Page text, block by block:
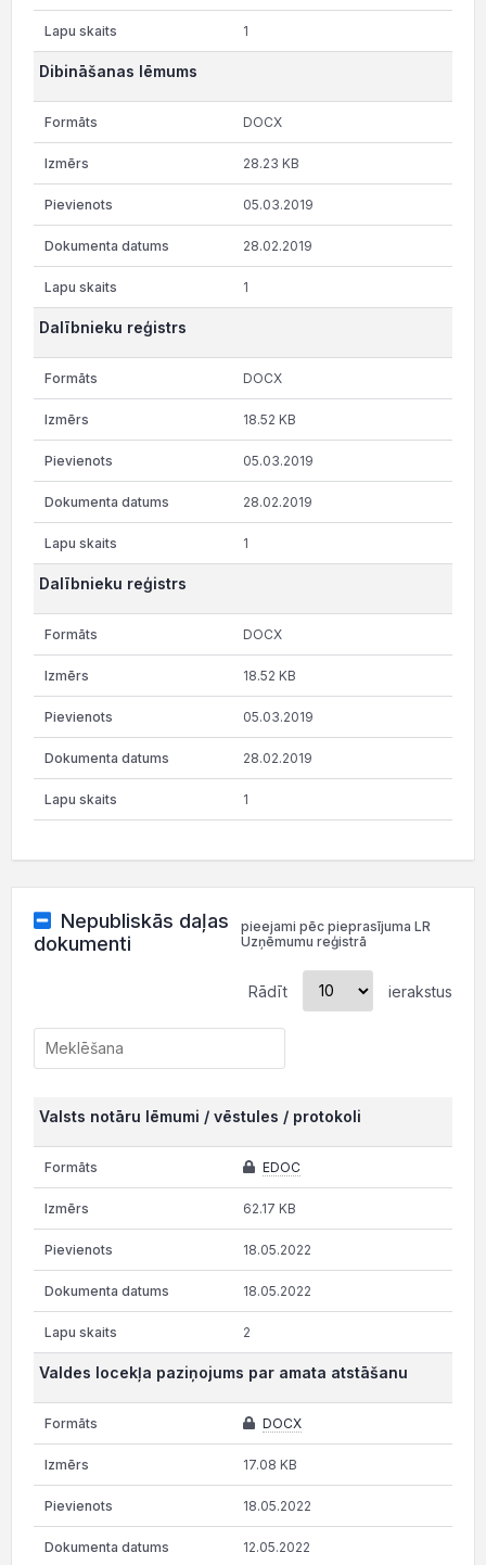
1
Dibināšanas lēmums
DOCX
28.23 KB
05.03.2019
28.02.2019
1
Dalībnieku reģistrs
DOCX
18.52 KB
05.03.2019
28.02.2019
1
Dalībnieku reģistrs
DOCX
18.52 KB
05.03.2019
28.02.2019
1
Nepubliskās daļas
dokumenti
pieejami pēc pieprasījuma LR
Uzņēmumu reģistrā
Rādīt ierakstus
Valsts notāru lēmumi / vēstules / protokoli
EDOC
62.17 KB
18.05.2022
18.05.2022
2
Valdes locekļa paziņojums par amata atstāšanu
DOCX
17.08 KB
18.05.2022
12.05.2022